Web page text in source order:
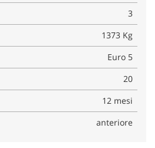
3
1373 Kg
Euro 5
20
12 mesi
anteriore